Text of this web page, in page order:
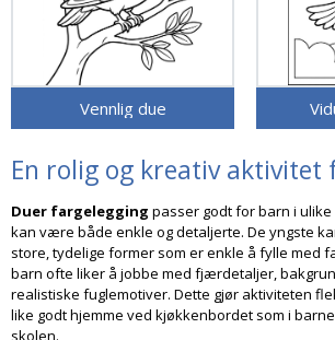
Vennlig due
En rolig og kreativ aktivitet
Duer fargelegging passer godt for barn i
kan være både enkle og detaljerte. De yngste
store, tydelige former som er enkle å fylle med
barn ofte liker å jobbe med fjærdetaljer,
realistiske fuglemotiver. Dette gjør aktiviteten
like godt hjemme ved kjøkkenbordet som i
skolen.